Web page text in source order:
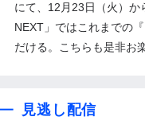
にて、12月23日（火）か
NEXT」ではこれまでの
だける。こちらも是非お
見逃し配信